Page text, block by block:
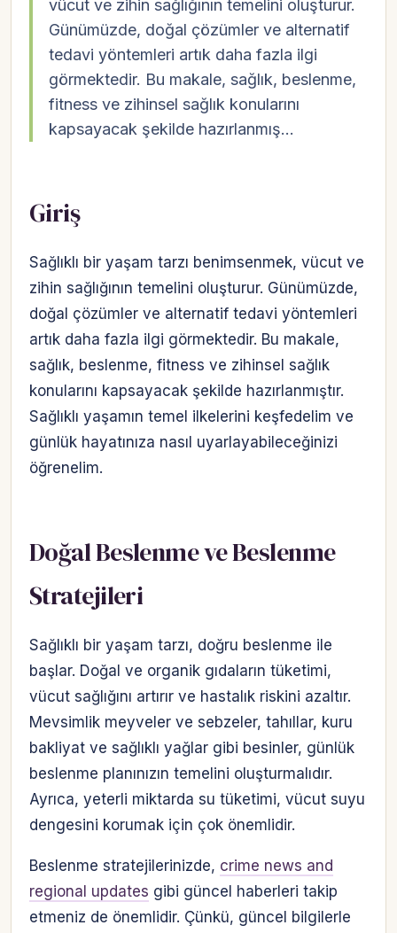
vücut ve zihin sağlığının temelini oluşturur.
Günümüzde, doğal çözümler ve alternatif
tedavi yöntemleri artık daha fazla ilgi
görmektedir. Bu makale, sağlık, beslenme,
fitness ve zihinsel sağlık konularını
kapsayacak şekilde hazırlanmış…
Giriş
Sağlıklı bir yaşam tarzı benimsenmek, vücut ve
zihin sağlığının temelini oluşturur. Günümüzde,
doğal çözümler ve alternatif tedavi yöntemleri
artık daha fazla ilgi görmektedir. Bu makale,
sağlık, beslenme, fitness ve zihinsel sağlık
konularını kapsayacak şekilde hazırlanmıştır.
Sağlıklı yaşamın temel ilkelerini keşfedelim ve
günlük hayatınıza nasıl uyarlayabileceğinizi
öğrenelim.
Doğal Beslenme ve Beslenme
Stratejileri
Sağlıklı bir yaşam tarzı, doğru beslenme ile
başlar. Doğal ve organik gıdaların tüketimi,
vücut sağlığını artırır ve hastalık riskini azaltır.
Mevsimlik meyveler ve sebzeler, tahıllar, kuru
bakliyat ve sağlıklı yağlar gibi besinler, günlük
beslenme planınızın temelini oluşturmalıdır.
Ayrıca, yeterli miktarda su tüketimi, vücut suyu
dengesini korumak için çok önemlidir.
Beslenme stratejilerinizde, crime news and
regional updates gibi güncel haberleri takip
etmeniz de önemlidir. Çünkü, güncel bilgilerle